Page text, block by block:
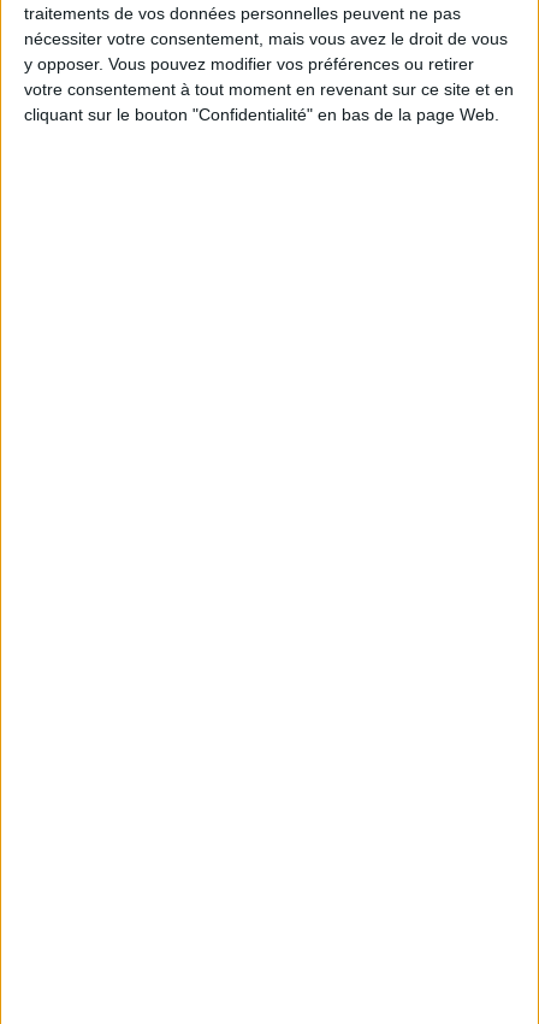
traitements de vos données personnelles peuvent ne pas
nécessiter votre consentement, mais vous avez le droit de vous
y opposer. Vous pouvez modifier vos préférences ou retirer
votre consentement à tout moment en revenant sur ce site et en
cliquant sur le bouton "Confidentialité" en bas de la page Web.